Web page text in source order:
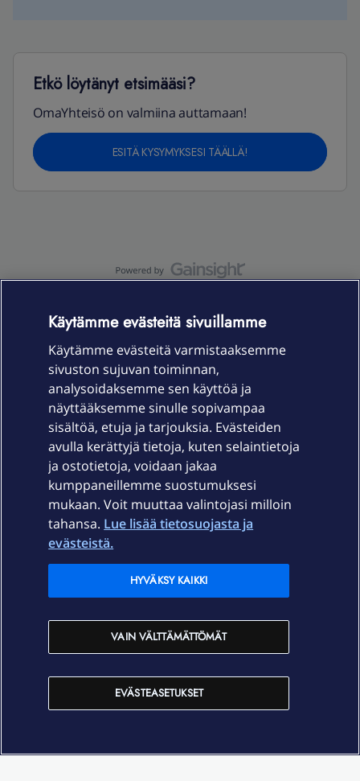
Etkö löytänyt etsimääsi?
OmaYhteisö on valmiina auttamaan!
ESITÄ KYSYMYKSESI TÄÄLLÄ!
Laitteet & liittymät
Palvelut
Ajankohtaista
Elisa Oyj
In English
Käytämme evästeitä sivuillamme
Käytämme evästeitä varmistaaksemme
sivuston sujuvan toiminnan,
analysoidaksemme sen käyttöä ja
näyttääksemme sinulle sopivampaa
sisältöä, etuja ja tarjouksia. Evästeiden
avulla kerättyjä tietoja, kuten selaintietoja
ja ostotietoja, voidaan jakaa
kumppaneillemme suostumuksesi
mukaan. Voit muuttaa valintojasi milloin
tahansa. Lue lisää tietosuojasta ja
evästeistä.
EVÄSTEASETUKSET
VAIN VÄLTTÄMÄTTÖMÄT
HYVÄKSY KAIKKI